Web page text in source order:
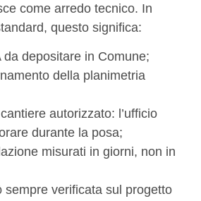
come arredo tecnico. In
questo significa:
da depositare in Comune;
della planimetria
autorizzato: l’ufficio
durante la posa;
misurati in giorni, non in
sempre verificata sul progetto